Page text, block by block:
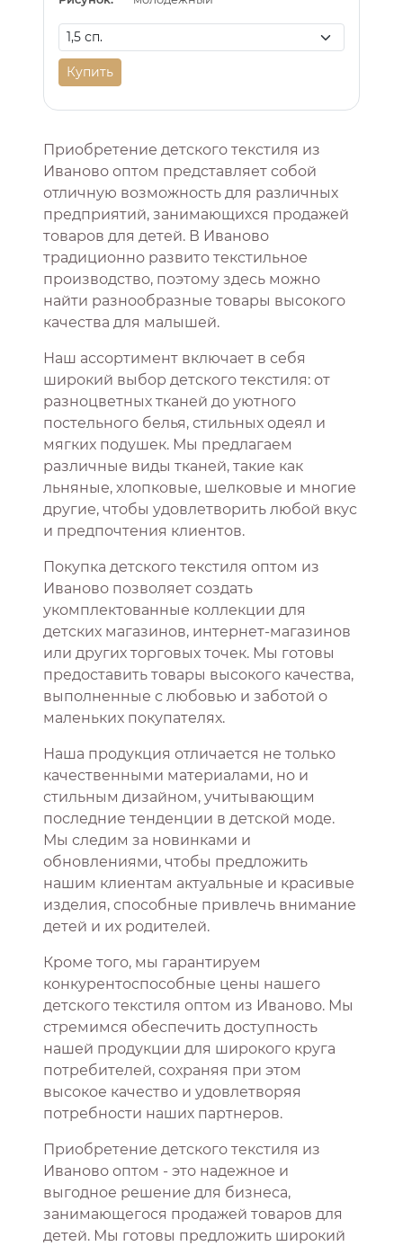
Купить
Приобретение детского текстиля из
Иваново оптом представляет собой
отличную возможность для различных
предприятий, занимающихся продажей
товаров для детей. В Иваново
традиционно развито текстильное
производство, поэтому здесь можно
найти разнообразные товары высокого
качества для малышей.
Наш ассортимент включает в себя
широкий выбор детского текстиля: от
разноцветных тканей до уютного
постельного белья, стильных одеял и
мягких подушек. Мы предлагаем
различные виды тканей, такие как
льняные, хлопковые, шелковые и многие
другие, чтобы удовлетворить любой вкус
и предпочтения клиентов.
Покупка детского текстиля оптом из
Иваново позволяет создать
укомплектованные коллекции для
детских магазинов, интернет-магазинов
или других торговых точек. Мы готовы
предоставить товары высокого качества,
выполненные с любовью и заботой о
маленьких покупателях.
Наша продукция отличается не только
качественными материалами, но и
стильным дизайном, учитывающим
последние тенденции в детской моде.
Мы следим за новинками и
обновлениями, чтобы предложить
нашим клиентам актуальные и красивые
изделия, способные привлечь внимание
детей и их родителей.
Кроме того, мы гарантируем
конкурентоспособные цены нашего
детского текстиля оптом из Иваново. Мы
стремимся обеспечить доступность
нашей продукции для широкого круга
потребителей, сохраняя при этом
высокое качество и удовлетворяя
потребности наших партнеров.
Приобретение детского текстиля из
Иваново оптом - это надежное и
выгодное решение для бизнеса,
занимающегося продажей товаров для
детей. Мы готовы предложить широкий